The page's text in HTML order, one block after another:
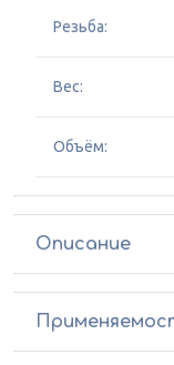
Резьба:
Вес:
Объём:
Описание